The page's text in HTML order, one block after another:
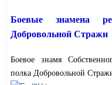
Боевые знамена
Добровольной Стражи
Боевое знамя
полка Добровольной